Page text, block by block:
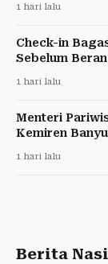
1 hari lalu
Check-in
Sebelum
1 hari lalu
Menteri
Kemiren
1 hari lalu
Berita